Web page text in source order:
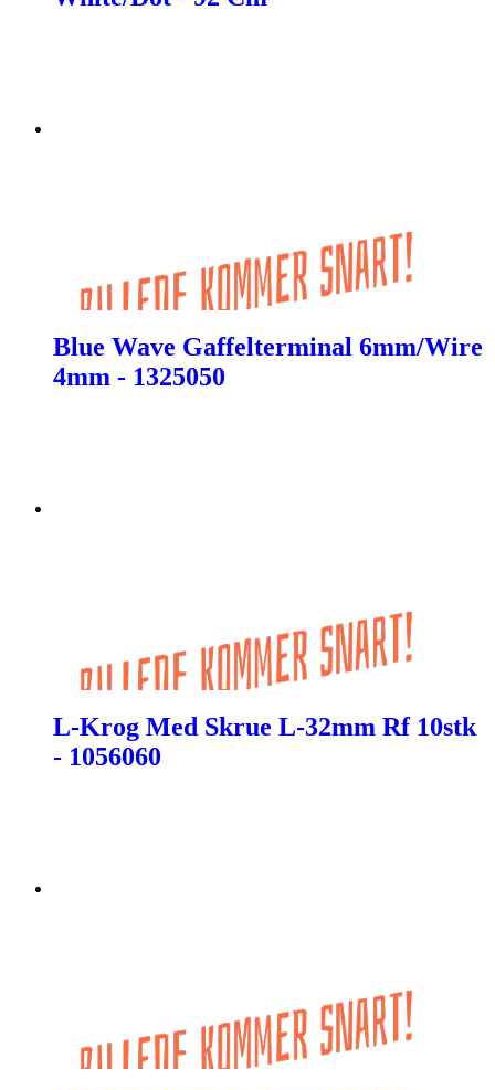
Blue Wave Gaffelterminal 6mm/Wire
4mm - 1325050
L-Krog Med Skrue L-32mm Rf 10stk
- 1056060